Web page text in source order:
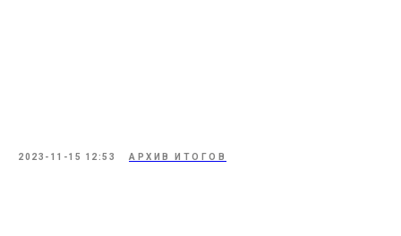
2023-11-15 12:53 АРХИВ ИТОГОВ